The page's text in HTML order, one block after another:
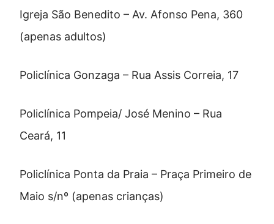
Igreja São Benedito – Av. Afonso Pena, 360
(apenas adultos)
Policlínica Gonzaga – Rua Assis Correia, 17
Policlínica Pompeia/ José Menino – Rua
Ceará, 11
Policlínica Ponta da Praia – Praça Primeiro de
Maio s/nº (apenas crianças)